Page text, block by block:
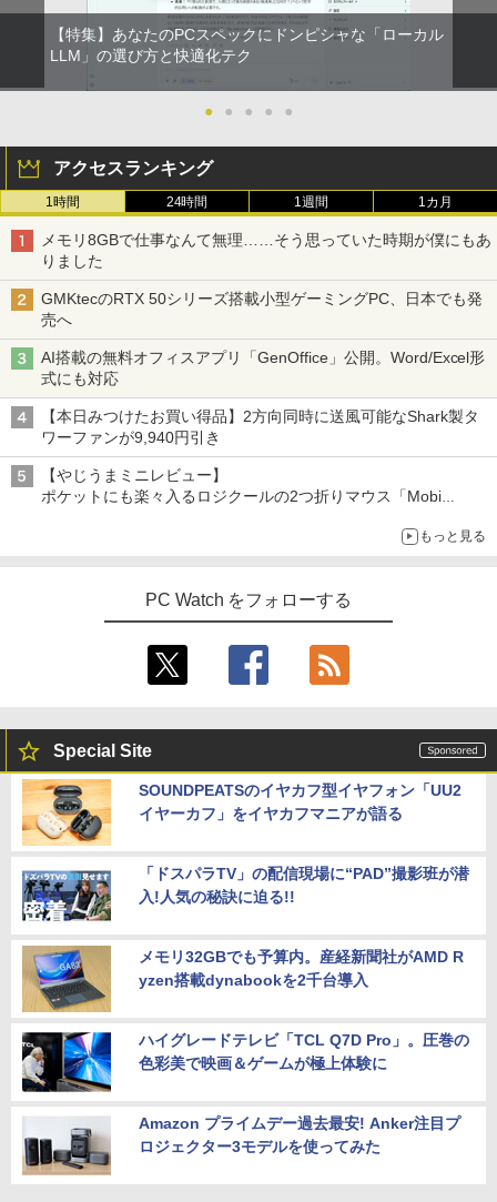
4
【楽天1位!1,600円OFFクーポン 8/4 20:
00-8/11 01:59】Xiaomi Monitor A24i 20
26 ディスプレイ 1080P 23.8インチ 144
万色 300nits ΔE＜1 低ブルーライト 大
画面 TÜV認証 目にやさしい 調整可能な
￥12,580
5
モニター 21.5インチ/23.8インチ/27イン
非光沢 スピーカー内蔵 3年保証 ディスプ
レイ パソコンモニター PCモニター フル
イリスオーヤマ DT-JF *
うごく！あそべる！ 超かんたん工作
（全6巻） （0） [ ヒダ オサム ]
￥19,140
￥1,964
Xiaomi シャオミ REDMI Buds 8 Lite ワイヤ
レスイヤホン Bluetooth 5.4 ノイズキャンセ
￥2,980
On My Road (Stadium ver.)
￥250
by Amazon 炭酸水 ラベルレス 500ml ×24本
強炭酸水 ペットボトル 500ミリリットル (Sm
￥1,625
ONE PIECE モノクロ版 115 (ジャンプコミッ
クスDIGITAL)
￥594
【特集】あなたのPCスペックにドンピシャな「ローカル
LLM」の選び方と快適化テク
● ● ● ● ●
アクセスランキング
1時間 24時間 1週間 1カ月
メモリ8GBで仕事なんて無理……そう思っていた時期が僕にもあ
りました
GMKtecのRTX 50シリーズ搭載小型ゲーミングPC、日本でも発
売へ
AI搭載の無料オフィスアプリ「GenOffice」公開。Word/Excel形
式にも対応
【本日みつけたお買い得品】2方向同時に送風可能なShark製タ
ワーファンが9,940円引き
【やじうまミニレビュー】
ポケットにも楽々入るロジクールの2つ折りマウス「Mobi
もっと見る
PC Watch をフォローする
Special Site
SOUNDPEATSのイヤカフ型イヤフォン「UU2
イヤーカフ」をイヤカフマニアが語る
「ドスパラTV」の配信現場に“PAD”撮影班が潜
入!人気の秘訣に迫る!!
メモリ32GBでも予算内。産経新聞社がAMD R
yzen搭載dynabookを2千台導入
ハイグレードテレビ「TCL Q7D Pro」。圧巻の
色彩美で映画＆ゲームが極上体験に
Amazon プライムデー過去最安! Anker注目プ
ロジェクター3モデルを使ってみた